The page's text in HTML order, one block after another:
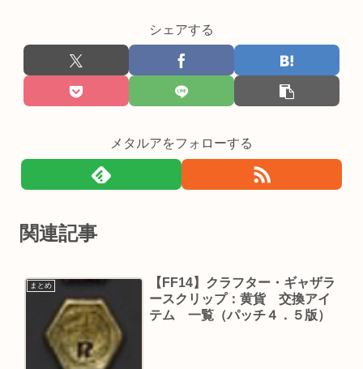
シェアする
メタルアをフォローする
関連記事
まとめ
【FF14】クラフター・ギャザラ
ースクリップ：黄貨 交換アイ
テム 一覧（パッチ４．５版）